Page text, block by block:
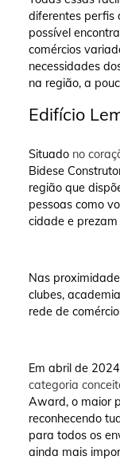
diferentes perfis
possível
comércios
necessidades
na região, a
Edifício
Situado no
Bidese
região que
pessoas como
cidade e
Nas
clubes,
rede de
Em abril de
categoria
Award, o maior
reconhecendo
para todos os
ainda mais